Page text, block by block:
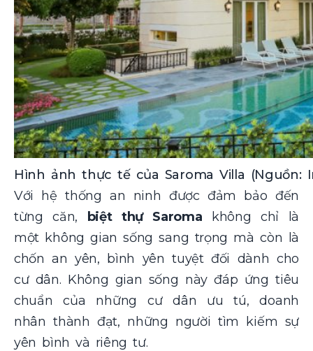
Hình ảnh thực tế của Saroma Villa (Nguồn:
Với hệ thống an ninh được đảm bảo đến
từng căn, biệt thự Saroma không chỉ là
một không gian sống sang trọng mà còn là
chốn an yên, bình yên tuyệt đối dành cho
cư dân. Không gian sống này đáp ứng tiêu
chuẩn của những cư dân ưu tú, doanh
nhân thành đạt, những người tìm kiếm sự
yên bình và riêng tư.